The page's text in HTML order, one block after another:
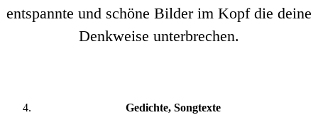
entspannte und schöne Bilder im Kopf die deine
Denkweise unterbrechen.
Gedichte, Songtexte